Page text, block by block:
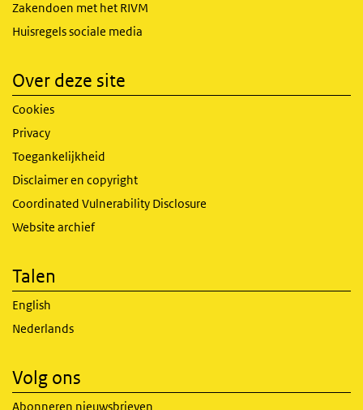
Zakendoen met het RIVM
Huisregels sociale media
Over deze site
Cookies
Privacy
Toegankelijkheid
Disclaimer en copyright
Coordinated Vulnerability Disclosure
Website archief
Talen
English
Nederlands
Volg ons
Abonneren nieuwsbrieven